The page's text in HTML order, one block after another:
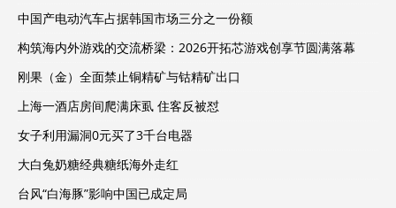
中国产电动汽车占据韩国市场三分之一份额
构筑海内外游戏的交流桥梁：2026开拓芯游戏创享节圆满落幕
刚果（金）全面禁止铜精矿与钴精矿出口
上海一酒店房间爬满床虱 住客反被怼
女子利用漏洞0元买了3千台电器
大白兔奶糖经典糖纸海外走红
台风“白海豚”影响中国已成定局